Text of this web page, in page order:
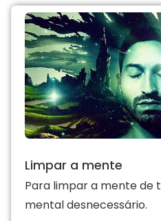
Limpar a mente
Para limpar a mente de
mental desnecessário.